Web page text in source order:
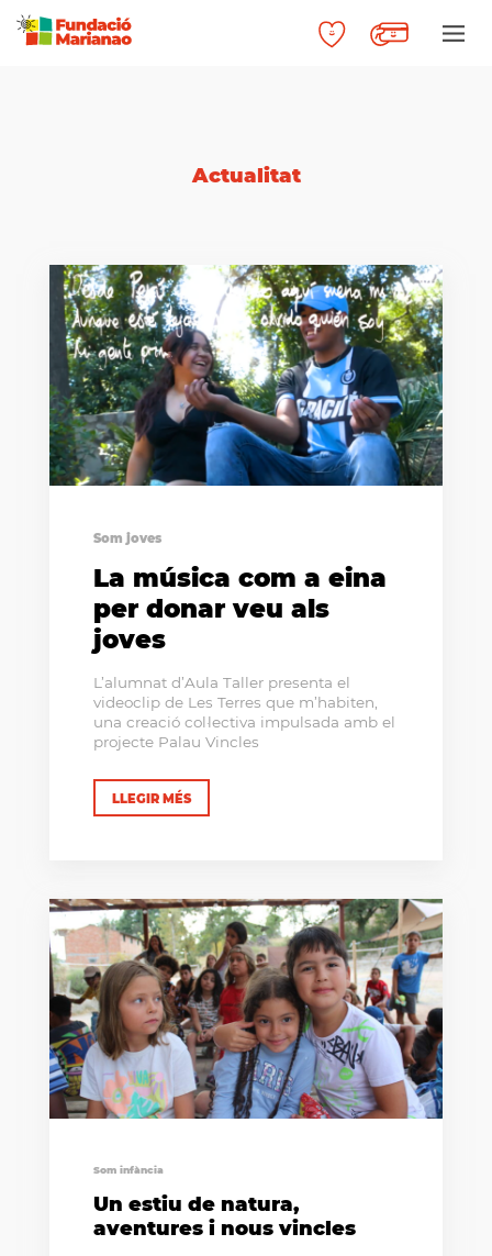
Actualitat
Som joves
La música com a eina
per donar veu als
joves
L’alumnat d’Aula Taller presenta el
videoclip de Les Terres que m’habiten,
una creació col·lectiva impulsada amb el
projecte Palau Vincles
LLEGIR MÉS
Som infància
Un estiu de natura,
aventures i nous vincles